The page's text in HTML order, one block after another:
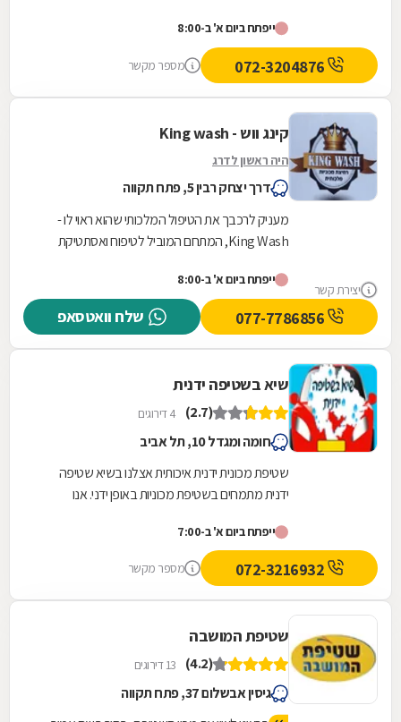
ייפתח ביום א' ב-8:00
מספר מקשר
יצירת קשר
קינג ווש - King wash
היה ראשון לדרג
דרך יצחק רבין 5, פתח תקווה
מעניק לרכבך את הטיפול המלכותי שהוא ראוי לו -
King Wash, המתחם המוביל לטיפוח ואסתטיקת
פיתחנו...
ייפתח ביום א' ב-8:00
שלח וואטסאפ
שיא בשטיפה ידנית
(2.7) 4 דירוגים
חומה ומגדל 10, תל אביב
שטיפת מכונית ידנית איכותית אצלנו בשיא שטיפה
ידנית מתמחים בשטיפת מכוניות באופן ידני. אנו
תוצרת...
ייפתח ביום א' ב-7:00
מספר מקשר
שטיפת המושבה
(4.2) 13 דירוגים
גיסין אבשלום 37, פתח תקווה